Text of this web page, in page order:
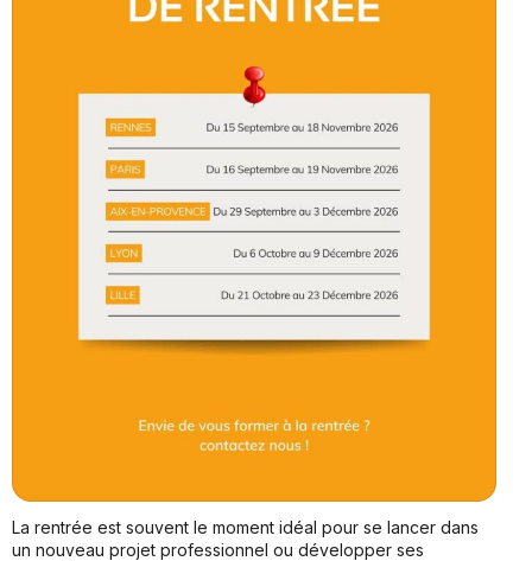
La rentrée est souvent le moment idéal pour se lancer dans
un nouveau projet professionnel ou développer ses